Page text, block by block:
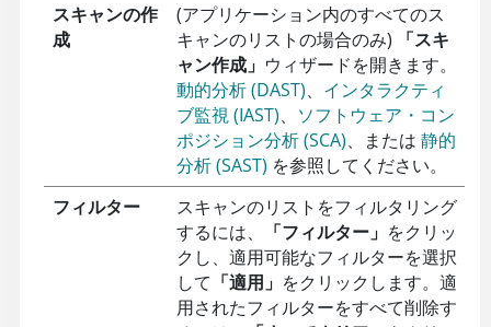
スキャンの作
成
(アプリケーション内のすべてのス
キャンのリストの場合のみ)
「スキ
ャン作成」 ウィザードを開きます。
動的分析 (DAST)、 インタラクティ
ブ監視 (IAST)、
ソフトウェア・コン
ポジション分析 (SCA)、または 静的
分析 (SAST) を参照してください。
フィルター
スキャンのリストをフィルタリング
するには、
「フィルター」 をクリッ
クし、適用可能なフィルターを選択
して 「適用」 をクリックします。適
用されたフィルターをすべて削除す